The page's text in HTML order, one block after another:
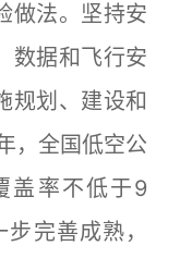
做法。坚持安
数据和飞行安
规划、建设和
，全国低空公
盖率不低于9
完善成熟，